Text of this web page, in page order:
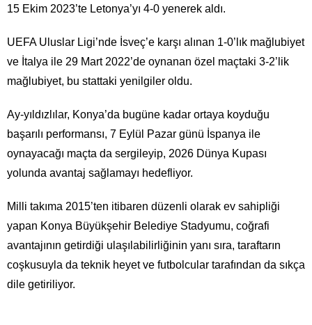
15 Ekim 2023’te Letonya’yı 4-0 yenerek aldı.
UEFA Uluslar Ligi’nde İsveç’e karşı alınan 1-0’lık mağlubiyet
ve İtalya ile 29 Mart 2022’de oynanan özel maçtaki 3-2’lik
mağlubiyet, bu stattaki yenilgiler oldu.
Ay-yıldızlılar, Konya’da bugüne kadar ortaya koyduğu
başarılı performansı, 7 Eylül Pazar günü İspanya ile
oynayacağı maçta da sergileyip, 2026 Dünya Kupası
yolunda avantaj sağlamayı hedefliyor.
Milli takıma 2015’ten itibaren düzenli olarak ev sahipliği
yapan Konya Büyükşehir Belediye Stadyumu, coğrafi
avantajının getirdiği ulaşılabilirliğinin yanı sıra, taraftarın
coşkusuyla da teknik heyet ve futbolcular tarafından da sıkça
dile getiriliyor.